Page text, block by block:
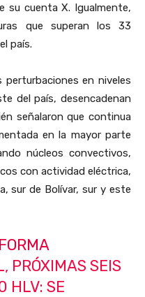
su cuenta X. Igualmente,
que superan los 33
país.
en niveles
del país, desencadenan
señalaron que continua
en la mayor parte
núcleos convectivos,
con actividad eléctrica,
sur de Bolívar, sur y este
PRÓXIMAS SEIS
HLV: SE